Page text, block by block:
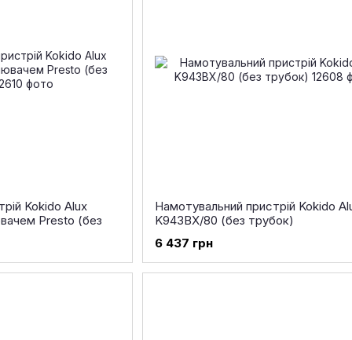
Kokido Alux
Presto (без
Намотувальний пристрій Kokido
K943BX/80 (без трубок)
6 437 грн